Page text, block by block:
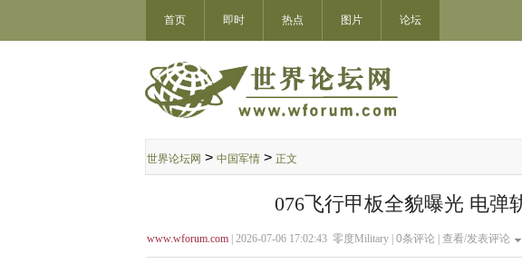
首页 即时 热点 图片 论坛
世界论坛网 > 中国军情 > 正文
076飞行甲板全貌曝光 电弹
www.wforum.com | 2026-07-06 17:02:43 零度Military | 0条评论 | 查看/发表评论